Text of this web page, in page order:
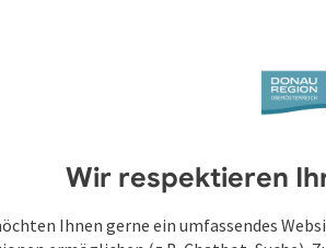
Wir respektieren
Ihnen gerne ein umfassendes